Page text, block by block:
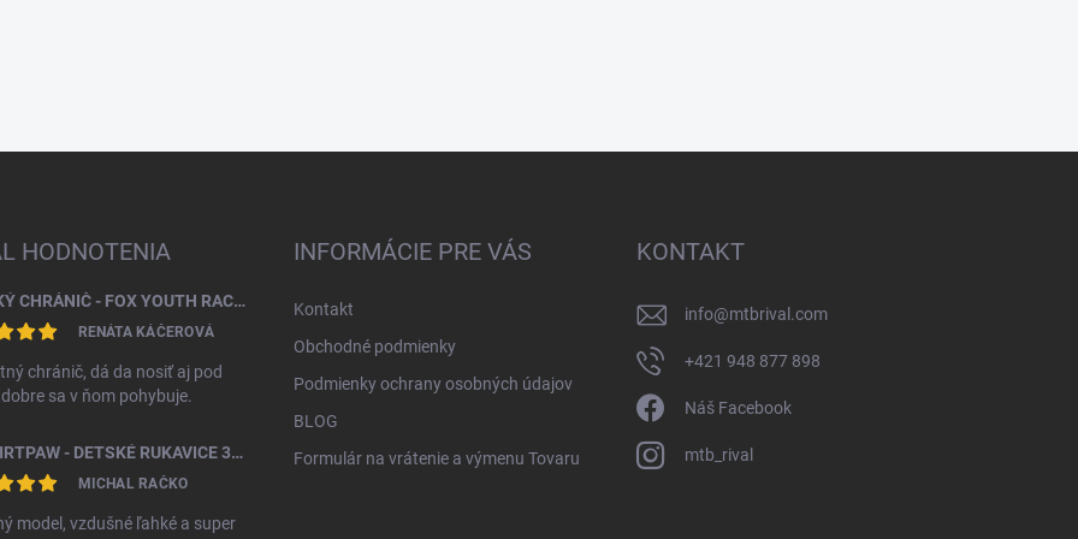
HODNOTENIA
DETSKÝ CHRÁNIČ - FOX YOUTH RACEFRAME IMPACT CE CHEST GUARD
RENÁTA KÁČEROVÁ
chránič, dá da nosiť aj pod
sa v ňom pohybuje.
FOX DIRTPAW - DETSKÉ RUKAVICE 3 - 5 ROKOV
MICHAL RAČKO
model, vzdušné ľahké a super
INFORMÁCIE PRE VÁS
Kontakt
Obchodné podmienky
Podmienky ochrany osobných údajov
BLOG
Formulár na vrátenie a výmenu Tovaru
KONTAKT
info@mtbrival.com
+421 948 877 898
Náš Facebook
mtb_rival